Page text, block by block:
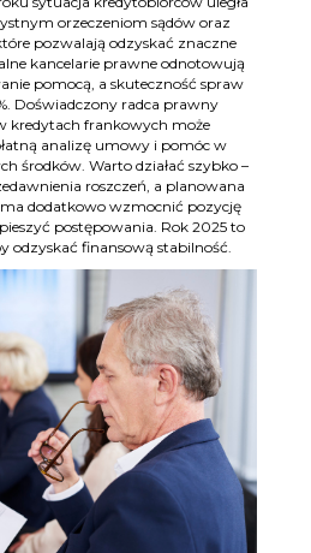
orzeczeniom sądów oraz
pozwalają odzyskać znaczne
kancelarie prawne odnotowują
pomocą, a skuteczność spraw
Doświadczony radca prawny
kredytach frankowych może
analizę umowy i pomóc w
środków. Warto działać szybko –
roszczeń, a planowana
dodatkowo wzmocnić pozycję
postępowania. Rok 2025 to
odzyskać finansową stabilność.